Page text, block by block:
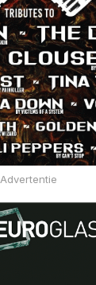
Advertentie